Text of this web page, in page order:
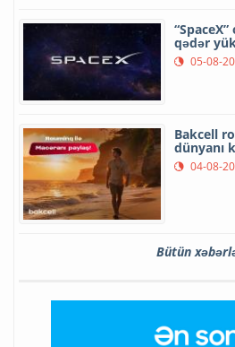
qədər yük
05-08-
Bakcell
dünyanı
04-08-
Bütün